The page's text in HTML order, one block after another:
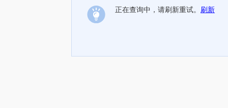
正在查询中，请刷新重试。 刷新